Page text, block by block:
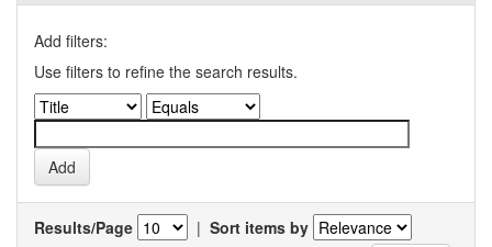
Add filters:
Use filters to refine the search results.
Results/Page | Sort items by